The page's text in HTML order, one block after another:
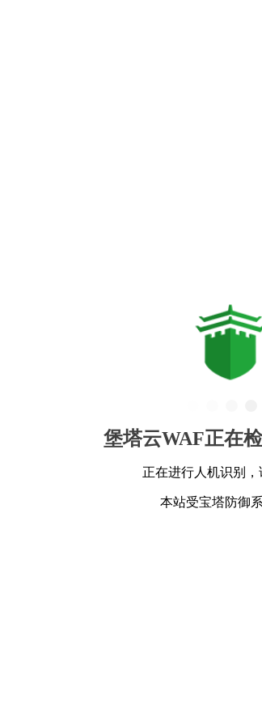
堡塔云WAF正在
正在进行人机识别，
本站受宝塔防御